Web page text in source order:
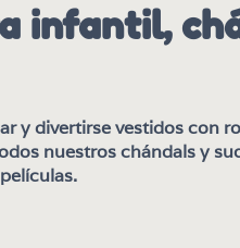
infantil,
y divertirse vestidos con
nuestros chándals y